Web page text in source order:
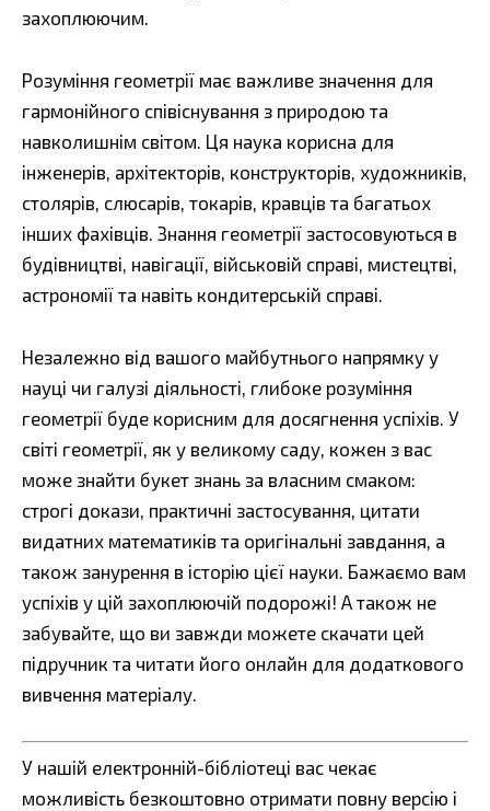
захоплюючим.
Розуміння геометрії має важливе значення для
гармонійного співіснування з природою та
навколишнім світом. Ця наука корисна для
інженерів, архітекторів, конструкторів, художників,
столярів, слюсарів, токарів, кравців та багатьох
інших фахівців. Знання геометрії застосовуються в
будівництві, навігації, військовій справі, мистецтві,
астрономії та навіть кондитерській справі.
Незалежно від вашого майбутнього напрямку у
науці чи галузі діяльності, глибоке розуміння
геометрії буде корисним для досягнення успіхів. У
світі геометрії, як у великому саду, кожен з вас
може знайти букет знань за власним смаком:
строгі докази, практичні застосування, цитати
видатних математиків та оригінальні завдання, а
також занурення в історію цієї науки. Бажаємо вам
успіхів у цій захоплюючій подорожі! А також не
забувайте, що ви завжди можете скачати цей
підручник та читати його онлайн для додаткового
вивчення матеріалу.
У нашій електронній-бібліотеці вас чекає
можливість безкоштовно отримати повну версію і